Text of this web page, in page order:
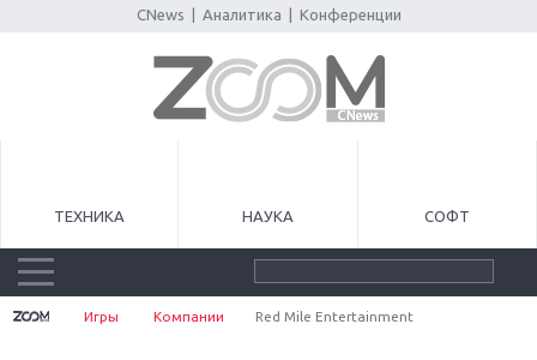
CNews Аналитика Конференции
ТЕХНИКА НАУКА СОФТ
Игры Компании Red Mile Entertainment